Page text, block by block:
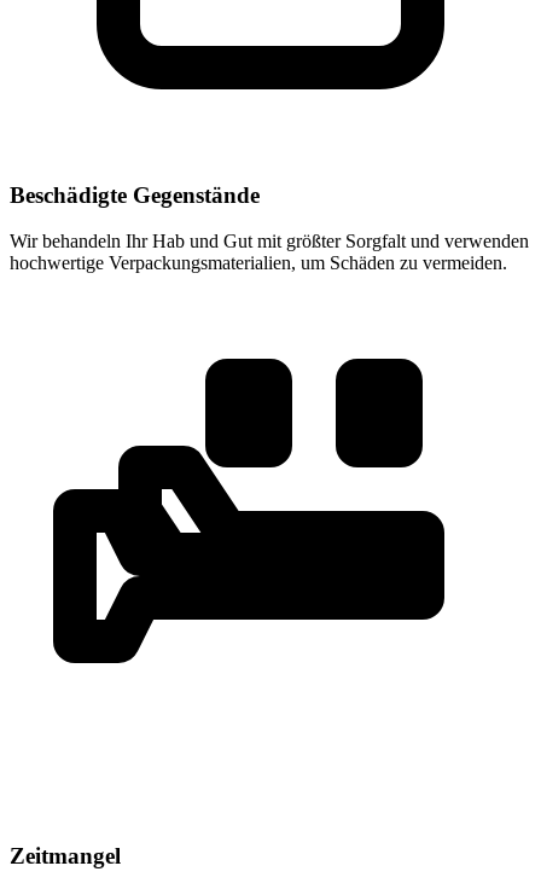
Beschädigte Gegenstände
Wir behandeln Ihr Hab und Gut mit größter Sorgfalt und verwenden
hochwertige Verpackungsmaterialien, um Schäden zu vermeiden.
Zeitmangel